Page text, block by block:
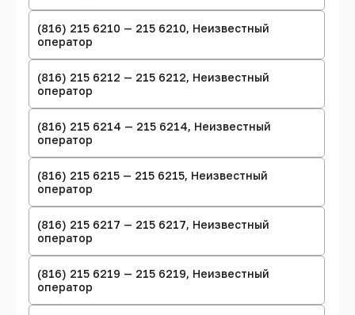
(816) 215 6210 — 215 6210, Неизвестный
оператор
(816) 215 6212 — 215 6212, Неизвестный
оператор
(816) 215 6214 — 215 6214, Неизвестный
оператор
(816) 215 6215 — 215 6215, Неизвестный
оператор
(816) 215 6217 — 215 6217, Неизвестный
оператор
(816) 215 6219 — 215 6219, Неизвестный
оператор